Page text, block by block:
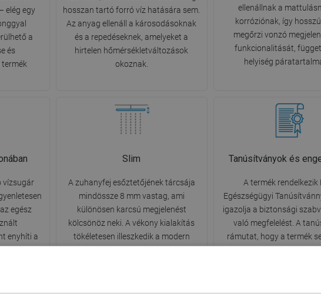
elég egy
a
és
hosszan tartó forró víz hatására sem.
Az anyag ellenáll a károsodásoknak
és a repedéseknek, amelyeket a
hirtelen hőmérsékletváltozások
okoznak.
ellenállnak a
korróziónak, így
megőrzi vonzó
funkcionalitását,
helyiség
vízsugár
egész
enyhíti a
a
Slim
A zuhanyfej esőztetőjének tárcsája
mindössze 8 mm vastag, ami
különösen karcsú megjelenést
kölcsönöz neki. A vékony kialakítás
tökéletesen illeszkedik a modern
Tanúsítványok és
A termék rendelkezik
Egészségügyi
igazolja a biztonsági
való megfelelést. A
rámutat, hogy a termék
módon nem hat
egészségre, és